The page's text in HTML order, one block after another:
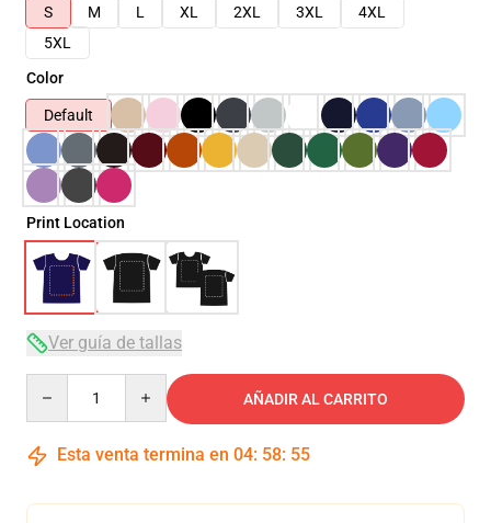
S
M L XL 2XL 3XL
4XL
5XL
Color
Default
Print Location
Ver guía de tallas
AÑADIR AL CARRITO
Esta venta termina en 04: 58: 54